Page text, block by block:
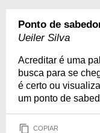
Ponto de
Ueiler Silva
Acreditar é uma
busca para se
é certo ou
um ponto de
COPIAR